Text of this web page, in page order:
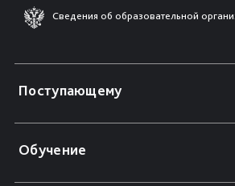
Сведения об образовательной
Поступающему
Обучение